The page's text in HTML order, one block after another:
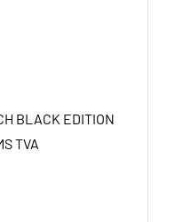
BLACK EDITION
TVA